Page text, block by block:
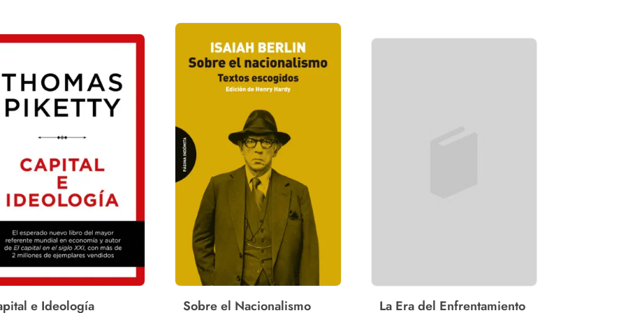
e Ideología Sobre el Nacionalismo La Era del Enfrentamiento